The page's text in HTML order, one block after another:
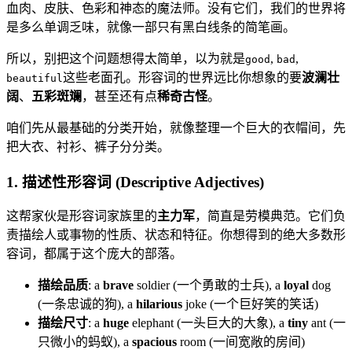
血肉、皮肤、色彩和神态的魔法师。没有它们，我们的世界将
是多么单调乏味，就像一部只有黑白线条的简笔画。
所以，别把这个问题想得太简单，以为就是good , bad ,
beautiful 这些老面孔。形容词的世界远比你想象的要波澜壮
阔、 五彩斑斓 ，甚至还有点稀奇古怪。
咱们先从最基础的分类开始，就像整理一个巨大的衣帽间，先
把大衣、衬衫、裤子分分类。
1. 描述性形容词 (Descriptive Adjectives)
这帮家伙是形容词家族里的主力军，简直是劳模典范。它们负
责描绘人或事物的性质、状态和特征。你想得到的绝大多数形
容词，都属于这个庞大的部落。
描绘品质: a brave soldier (一个勇敢的士兵), a loyal dog
(一条忠诚的狗), a hilarious joke (一个巨好笑的笑话)
描绘尺寸: a huge elephant (一头巨大的大象), a tiny ant (一
只微小的蚂蚁), a spacious room (一间宽敞的房间)